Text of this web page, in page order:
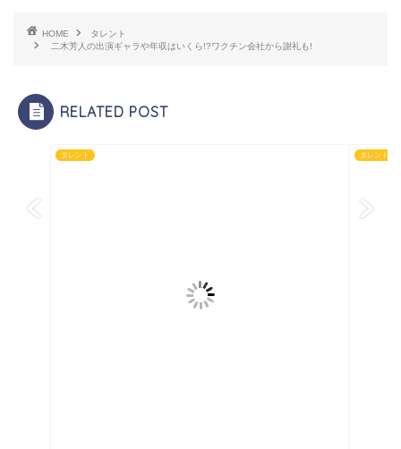
HOME
タレント
二木芳人の出演ギャラや年収はいくら!?ワクチン会社から謝礼も!
RELATED POST
タレント タレント